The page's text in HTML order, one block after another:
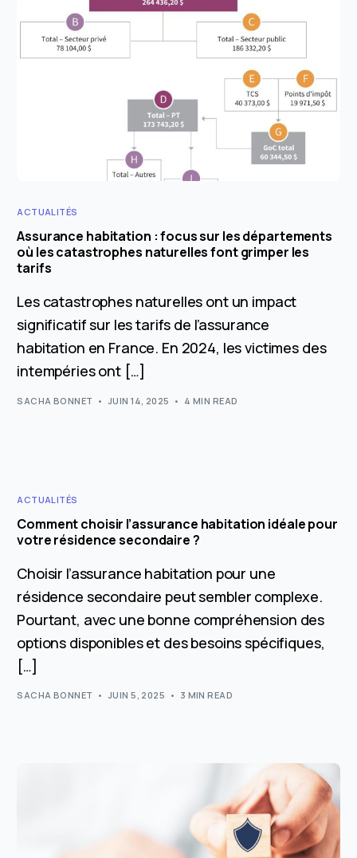
ACTUALITÉS
Assurance habitation : focus sur les départements
où les catastrophes naturelles font grimper les
tarifs
Les catastrophes naturelles ont un impact
significatif sur les tarifs de l’assurance
habitation en France. En 2024, les victimes des
intempéries ont […]
SACHA BONNET JUIN 14, 2025 4 MIN READ
ACTUALITÉS
Comment choisir l’assurance habitation idéale pour
votre résidence secondaire ?
Choisir l’assurance habitation pour une
résidence secondaire peut sembler complexe.
Pourtant, avec une bonne compréhension des
options disponibles et des besoins spécifiques,
[…]
SACHA BONNET JUIN 5, 2025 3 MIN READ